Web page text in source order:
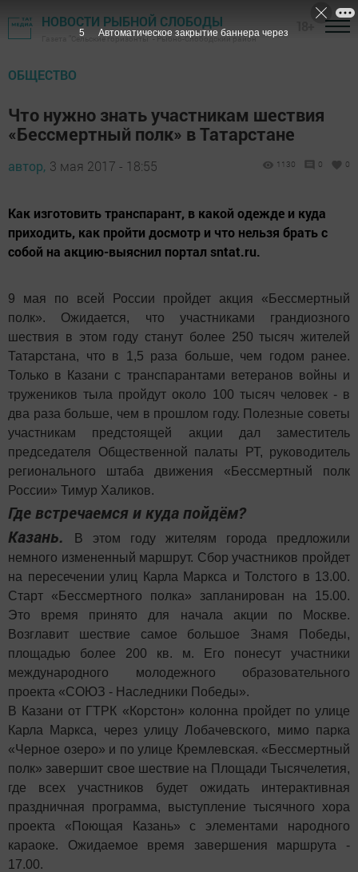
НОВОСТИ РЫБНОЙ СЛОБОДЫ
Газета "Сельские горизонты" - Рыбно-Слободский район
ОБЩЕСТВО
Что нужно знать участникам шествия
«Бессмертный полк» в Татарстане
автор, 3 мая 2017 - 18:55 1130 0 0
Как изготовить транспарант, в какой одежде и куда
приходить, как пройти досмотр и что нельзя брать с
собой на акцию-выяснил портал sntat.ru.
9 мая по всей России пройдет акция «Бессмертный
полк». Ожидается, что участниками грандиозного
шествия в этом году станут более 250 тысяч жителей
Татарстана, что в 1,5 раза больше, чем годом ранее.
Только в Казани с транспарантами ветеранов войны и
тружеников тыла пройдут около 100 тысяч человек - в
два раза больше, чем в прошлом году. Полезные советы
участникам предстоящей акции дал заместитель
председателя Общественной палаты РТ, руководитель
регионального штаба движения «Бессмертный полк
России» Тимур Халиков.
Где встречаемся и куда пойдём?
Казань.
В этом году жителям города предложили
немного измененный маршрут. Сбор участников пройдет
на пересечении улиц Карла Маркса и Толстого в 13.00.
Старт «Бессмертного полка» запланирован на 15.00.
Это время принято для начала акции по Москве.
Возглавит шествие самое большое Знамя Победы,
площадью более 200 кв. м. Его понесут участники
международного молодежного образовательного
проекта «СОЮЗ - Наследники Победы».
В Казани от ГТРК «Корстон» колонна пройдет по улице
Карла Маркса, через улицу Лобачевского, мимо парка
«Черное озеро» и по улице Кремлевская. «Бессмертный
полк» завершит свое шествие на Площади Тысячелетия,
где всех участников будет ожидать интерактивная
праздничная программа, выступление тысячного хора
проекта «Поющая Казань» с элементами народного
караоке. Ожидаемое время завершения маршрута -
17.00.
4 Автоматическое закрытие баннера через